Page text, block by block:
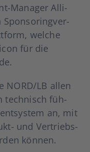
Mana­­ger Alli­
Spon­so­ring­ver­
wel­che
für die
NORD/LB allen
tech­nisch füh­
an, mit
und Ver­triebs­
kön­nen.